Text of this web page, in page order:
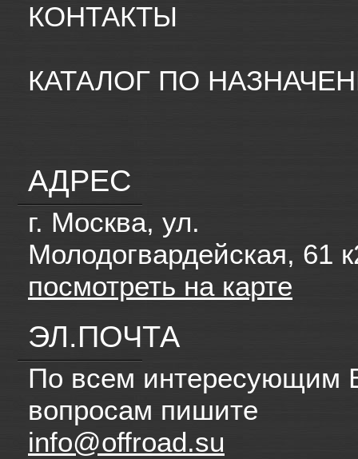
КОНТАКТЫ
КАТАЛОГ ПО
АДРЕС
г. Москва, ул.
Молодогвардейская, 61
посмотреть на карте
ЭЛ.ПОЧТА
По всем интересующим
вопросам пишите
info@offroad.su